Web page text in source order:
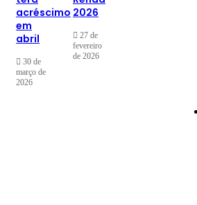
acréscimo
em
abril
30 de
março de
2026
2026
27 de
fevereiro
de 2026